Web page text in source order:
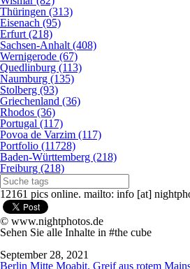
Thüringen (313)
Eisenach (95)
Erfurt (218)
Sachsen-Anhalt (408)
Wernigerode (67)
Quedlinburg (113)
Naumburg (135)
Stolberg (93)
Griechenland (36)
Rhodos (36)
Portugal (117)
Povoa de Varzim (117)
Portfolio (11728)
Baden-Württemberg (218)
Freiburg (218)
12161 pics online. mailto: info [at]
© www.nightphotos.de
Sehen Sie alle Inhalte in #the cube
September 28, 2021
Berlin Mitte Moabit. Greif aus rotem